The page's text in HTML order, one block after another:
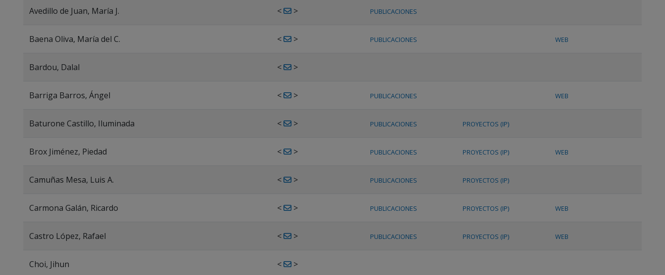
Avedillo de Juan, María J. < > PUBLICACIONES
Baena Oliva, María del C. < > PUBLICACIONES WEB
Bardou, Dalal < >
Barriga Barros, Ángel < > PUBLICACIONES WEB
Baturone Castillo, Iluminada < > PUBLICACIONES PROYECTOS (IP)
Brox Jiménez, Piedad < > PUBLICACIONES PROYECTOS (IP) WEB
Camuñas Mesa, Luis A. < > PUBLICACIONES PROYECTOS (IP)
Carmona Galán, Ricardo < > PUBLICACIONES PROYECTOS (IP) WEB
Castro López, Rafael < > PUBLICACIONES PROYECTOS (IP) WEB
Choi, Jihun < >